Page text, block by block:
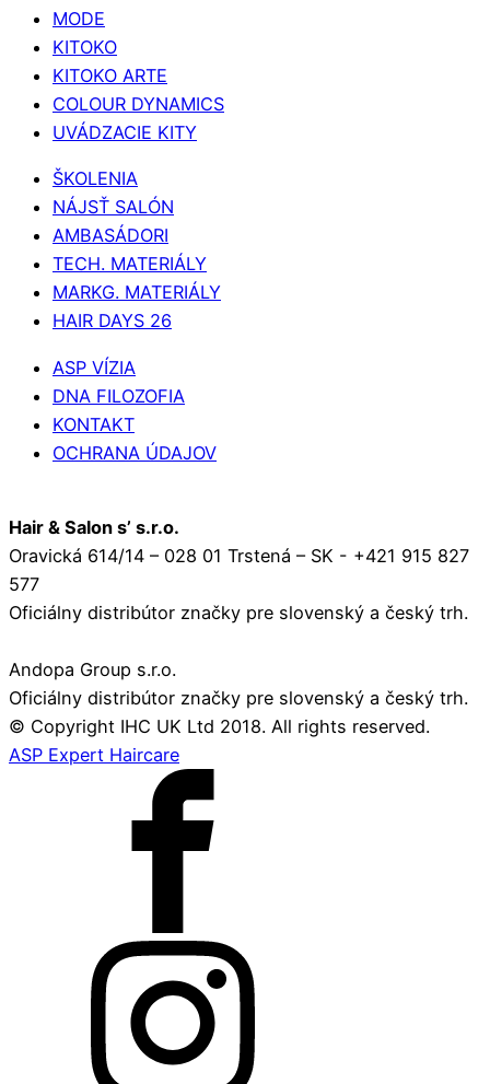
MODE
KITOKO
KITOKO ARTE
COLOUR DYNAMICS
UVÁDZACIE KITY
ŠKOLENIA
NÁJSŤ SALÓN
AMBASÁDORI
TECH. MATERIÁLY
MARKG. MATERIÁLY
HAIR DAYS 26
ASP VÍZIA
DNA FILOZOFIA
KONTAKT
OCHRANA ÚDAJOV
Hair & Salon s’ s.r.o.
Oravická 614/14 – 028 01 Trstená – SK - +421 915 827
577
Oficiálny distribútor značky pre slovenský a český trh.
Andopa Group s.r.o.
Oficiálny distribútor značky pre slovenský a český trh.
© Copyright IHC UK Ltd 2018. All rights reserved.
ASP Expert Haircare